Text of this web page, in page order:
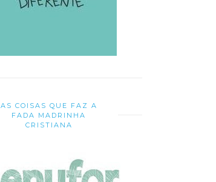
AS COISAS QUE FAZ A
FADA MADRINHA
CRISTIANA